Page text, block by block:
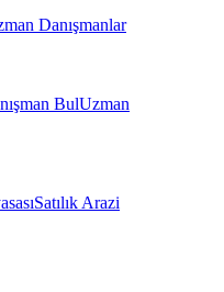
Danışmanlar
BulUzman
Satılık Arazi